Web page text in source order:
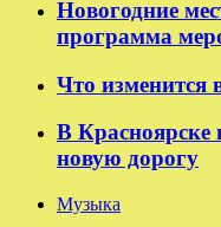
Новогодние
программа
Что изменится
В Красноярске
новую дорогу
Музыка